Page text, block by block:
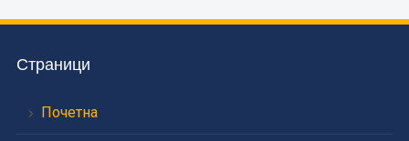
Страници
Почетна